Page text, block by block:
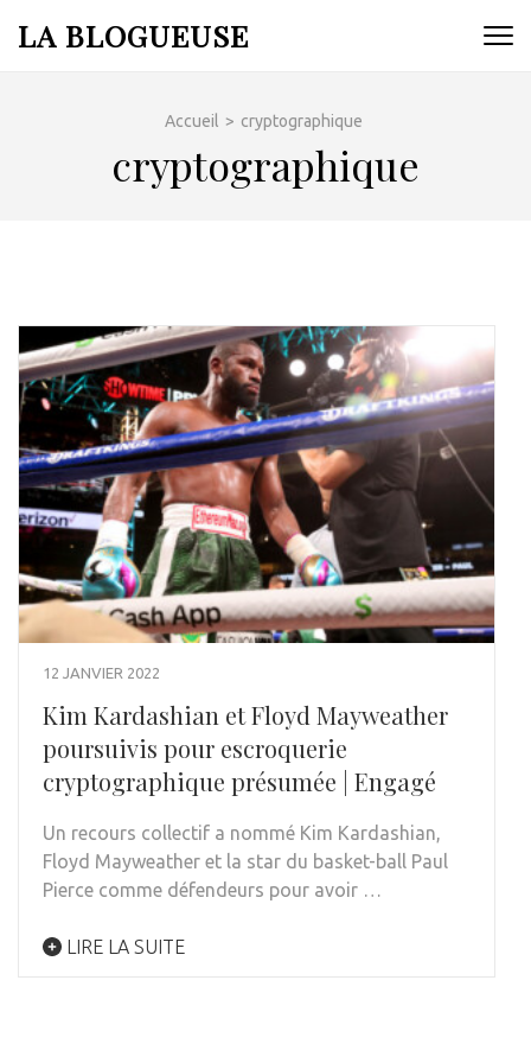
auLA BLOGUEUSE
Accueil > cryptographique
cryptographique
12 JANVIER 2022
Kim Kardashian et Floyd Mayweather
poursuivis pour escroquerie
cryptographique présumée | Engagé
Un recours collectif a nommé Kim Kardashian,
Floyd Mayweather et la star du basket-ball Paul
Pierce comme défendeurs pour avoir …
LIRE LA SUITE